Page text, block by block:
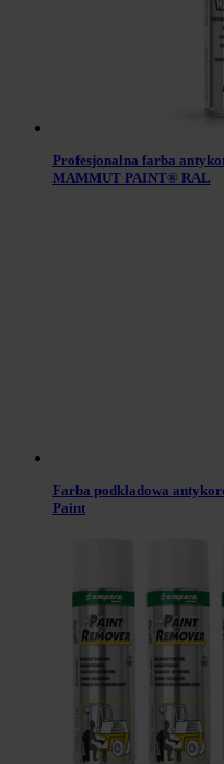
Profesjonalna farba
MAMMUT PAINT® RAL
Farba podkładowa
Paint